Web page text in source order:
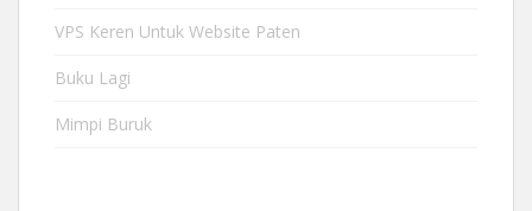
VPS Keren Untuk Website Paten
Buku Lagi
Mimpi Buruk